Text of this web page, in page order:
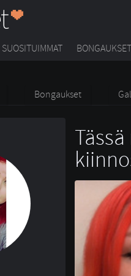
SUOSITUIMMAT BONGAUKSET
Bongaukset